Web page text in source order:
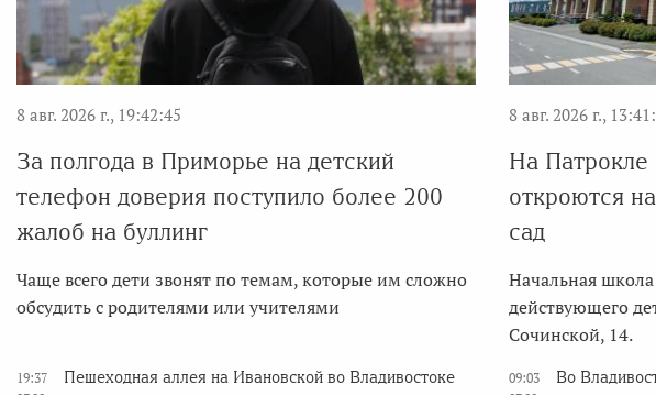
8 авг. 2026 г., 19:42:45
За полгода в Приморье на детский
телефон доверия поступило более 200
жалоб на буллинг
Чаще всего дети звонят по темам, которые им сложно
обсудить с родителями или учителями
8 авг. 2026 г.,
На Патрокле
откроются
сад
Начальная
действующего
Сочинской, 14.
19:37
Пешеходная аллея на Ивановской во Владивостоке
09:03
Во